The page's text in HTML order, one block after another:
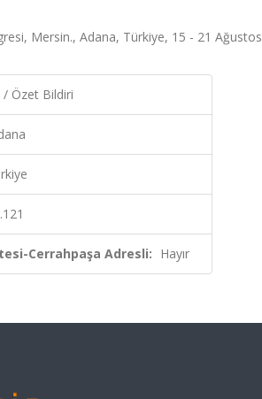
Mersin., Adana, Türkiye, 15 - 21
/ Özet Bildiri
Cerrahpaşa Adresli: Hayır